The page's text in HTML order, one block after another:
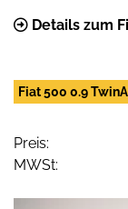
Details zum
Fiat 500 0.9
Preis:
MWSt: